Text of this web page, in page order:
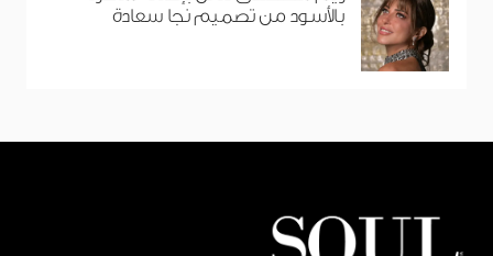
بالأسود من تصميم نجا سعادة